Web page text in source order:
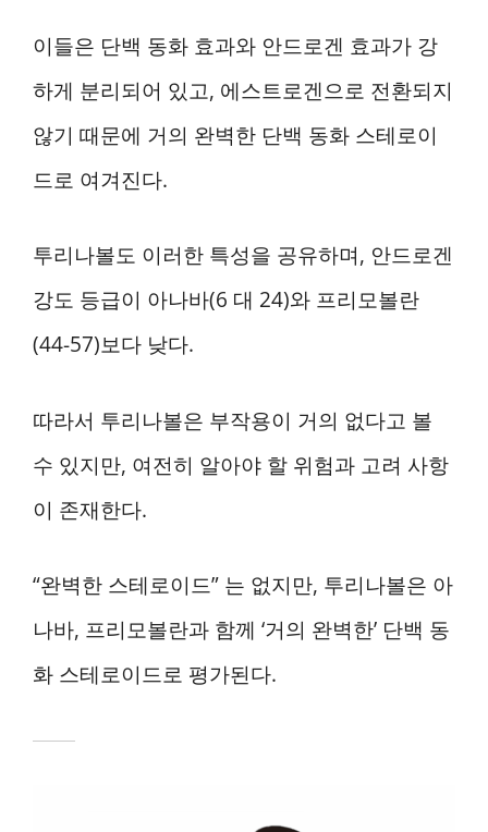
이들은 단백 동화 효과와 안드로겐 효과가 강
하게 분리되어 있고, 에스트로겐으로 전환되지
않기 때문에 거의 완벽한 단백 동화 스테로이
드로 여겨진다.
투리나볼도 이러한 특성을 공유하며, 안드로겐
강도 등급이 아나바(6 대 24)와 프리모볼란
(44-57)보다 낮다.
따라서 투리나볼은 부작용이 거의 없다고 볼
수 있지만, 여전히 알아야 할 위험과 고려 사항
이 존재한다.
“완벽한 스테로이드” 는 없지만, 투리나볼은 아
나바, 프리모볼란과 함께 ‘거의 완벽한’ 단백 동
화 스테로이드로 평가된다.